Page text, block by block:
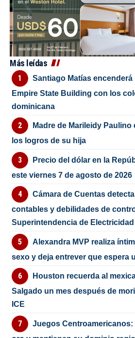
Más leídas
Santiago Matías encenderá
Empire State Building con los
dominicana
Madre de Marileidy
los logros de su hija
Precio del dólar en la
este viernes 7 de agosto de 2026
Cámara de Cuentas
contables y debilidades de
Superintendencia de Electricidad
Alexandra MVP realiza
sexo y deja entrever que espera
Houston recuerda al
Salgado un mes después de
ICE
Juegos Centroamericanos: